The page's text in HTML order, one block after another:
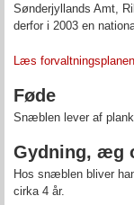
Sønderjyllands Amt,
derfor i 2003 en
Læs forvaltningsplanen
Føde
Snæblen lever af
Gydning, æg
Hos snæblen bliver
cirka 4 år.